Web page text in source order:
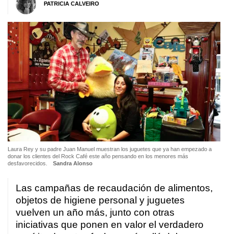
PATRICIA CALVEIRO
Laura Rey y su padre Juan Manuel muestran los juguetes que ya han empezado a
donar los clientes del Rock Café este año pensando en los menores más
desfavorecidos.
Sandra Alonso
Las campañas de recaudación de alimentos,
objetos de higiene personal y juguetes
vuelven un año más, junto con otras
iniciativas que ponen en valor el verdadero